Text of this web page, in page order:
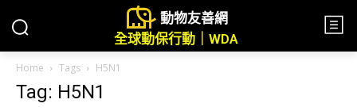
動物友善網
全球動保行動｜WDA
Home Tags H5N1
Tag: H5N1